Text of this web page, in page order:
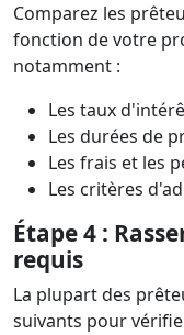
Comparez les
fonction de votre
notamment :
Les taux
Les durées de
Les frais et les
Les critères
Étape 4 :
requis
La plupart des
suivants pour